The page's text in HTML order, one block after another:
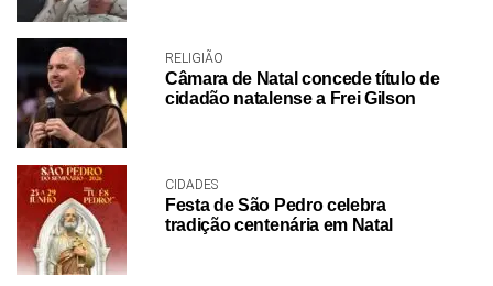
RELIGIÃO
Câmara de Natal concede título de
cidadão natalense a Frei Gilson
CIDADES
Festa de São Pedro celebra
tradição centenária em Natal